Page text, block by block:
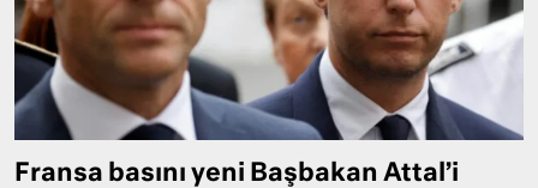
Fransa basını yeni Başbakan Attal’i